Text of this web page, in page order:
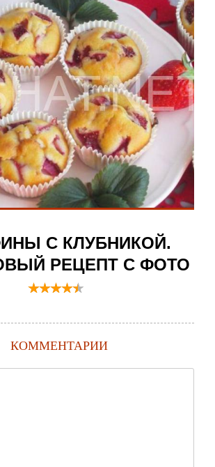
С КЛУБНИКОЙ.
РЕЦЕПТ С ФОТО
КОММЕНТАРИИ